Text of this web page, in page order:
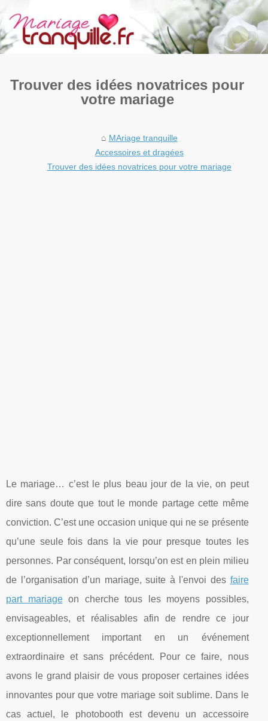
Trouver des idées novatrices pour
votre mariage
MAriage tranquille
Accessoires et dragées
Trouver des idées novatrices pour votre mariage
Le mariage… c’est le plus beau jour de la vie, on peut
dire sans doute que tout le monde partage cette même
conviction. C’est une occasion unique qui ne se présente
qu’une seule fois dans la vie pour presque toutes les
personnes. Par conséquent, lorsqu’on est en plein milieu
de l’organisation d’un mariage, suite à l'envoi des faire
part mariageon cherche tous les moyens possibles,
envisageables, et réalisables afin de rendre ce jour
exceptionnellement important en un événement
extraordinaire et sans précédent. Pour ce faire, nous
avons le grand plaisir de vous proposer certaines idées
innovantes pour que votre mariage soit sublime. Dans le
cas actuel, le photobooth est devenu un accessoire